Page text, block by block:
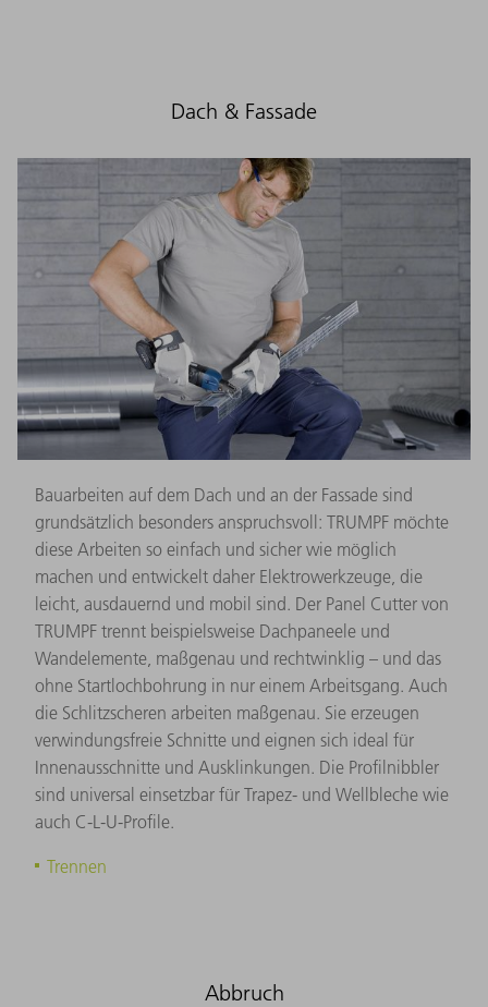
Dach & Fassade
Bauarbeiten auf dem Dach und an der Fassade sind
grundsätzlich besonders anspruchsvoll: TRUMPF möchte
diese Arbeiten so einfach und sicher wie möglich
machen und entwickelt daher Elektrowerkzeuge, die
leicht, ausdauernd und mobil sind. Der Panel Cutter von
TRUMPF trennt beispielsweise Dachpaneele und
Wandelemente, maßgenau und rechtwinklig – und das
ohne Startlochbohrung in nur einem Arbeitsgang. Auch
die Schlitzscheren arbeiten maßgenau. Sie erzeugen
verwindungsfreie Schnitte und eignen sich ideal für
Innenausschnitte und Ausklinkungen. Die Profilnibbler
sind universal einsetzbar für Trapez- und Wellbleche wie
auch C-L-U-Profile.
Trennen
Abbruch